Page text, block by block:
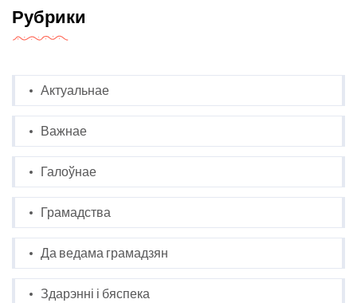
Рубрики
Актуальнае
Важнае
Галоўнае
Грамадства
Да ведама грамадзян
Здарэнні і бяспека